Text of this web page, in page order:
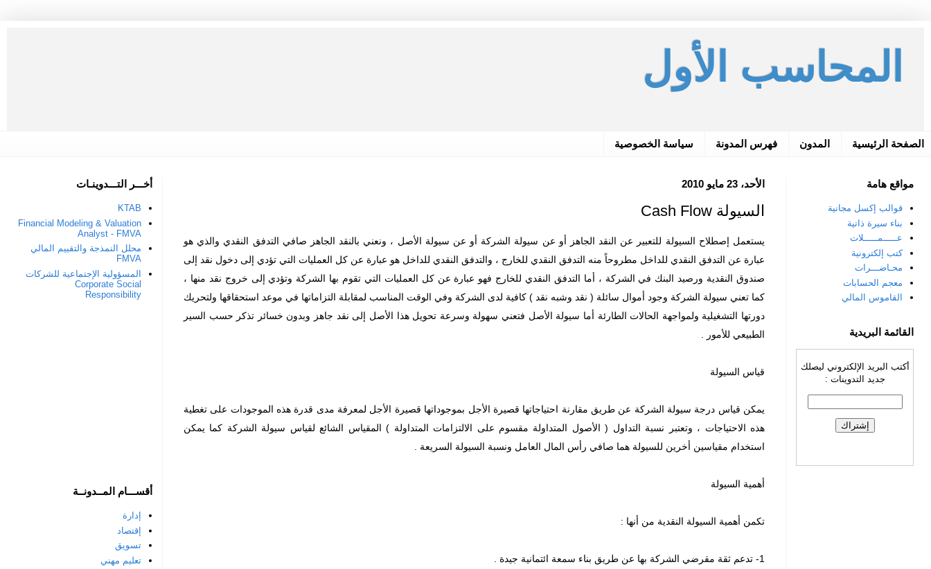
المحاسب الأول
الصفحة الرئيسية المدون فهرس المدونة سياسة الخصوصية
الأحد، 23 مايو 2010
السيولة Cash Flow
يستعمل إصطلاح السيولة للتعبير عن النقد الجاهز أو عن سيولة الشركة أو عن سيولة الأصل ، ونعني بالنقد الجاهز صافي التدفق النقدي والذي هو
عبارة عن التدفق النقدي للداخل مطروحاً منه التدفق النقدي للخارج ، والتدفق النقدي للداخل هو عبارة عن كل العمليات التي تؤدي إلى دخول نقد إلى
صندوق النقدية ورصيد البنك في الشركة ، أما التدفق النقدي للخارج فهو عبارة عن كل العمليات التي تقوم بها الشركة وتؤدي إلى خروج نقد منها ،
كما تعني سيولة الشركة وجود أموال سائلة ( نقد وشبه نقد ) كافية لدى الشركة وفي الوقت المناسب لمقابلة التزاماتها في موعد استحقاقها ولتحريك
دورتها التشغيلية ولمواجهة الحالات الطارئة أما سيولة الأصل فتعني سهولة وسرعة تحويل هذا الأصل إلى نقد جاهز وبدون خسائر تذكر حسب السير
الطبيعي للأمور .
قياس السيولة
يمكن قياس درجة سيولة الشركة عن طريق مقارنة احتياجاتها قصيرة الأجل بموجوداتها قصيرة الأجل لمعرفة مدى قدرة هذه الموجودات على تغطية
هذه الاحتياجات ، وتعتبر نسبة التداول ( الأصول المتداولة مقسوم على الالتزامات المتداولة ) المقياس الشائع لقياس سيولة الشركة كما يمكن
استخدام مقياسين أخرين للسيولة هما صافي رأس المال العامل ونسبة السيولة السريعة .
أهمية السيولة
تكمن أهمية السيولة النقدية من أنها :
1- تدعم ثقة مقرضي الشركة بها عن طريق بناء سمعة ائتمانية جيدة .
أخـــر التـــدوينـات
KTAB
Financial Modeling & Valuation
Analyst - FMVA
محلل النمذجة والتقييم المالي
FMVA
المسؤولية الإجتماعية للشركات
Corporate Social
Responsibility
أقســـام المــدونــة
إدارة
إقتصاد
تسويق
تعليم مهني
مواقع هامة
قوالب إكسل مجانية
بناء سيرة ذاتية
عـــــمـــــلات
كتب إلكترونية
محـاضـــرات
معجم الحسابات
القاموس المالي
القائمة البريدية
أكتب البريد الإلكتروني ليصلك
جديد التدوينات :